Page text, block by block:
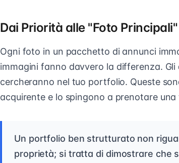
Dai Priorità alle "Foto Principali"
Ogni foto in un pacchetto di annunci
immagini fanno davvero la differenza.
cercheranno nel tuo portfolio. Queste
acquirente e lo spingono a prenotare una
Un portfolio ben strutturato non
proprietà; si tratta di dimostrare che